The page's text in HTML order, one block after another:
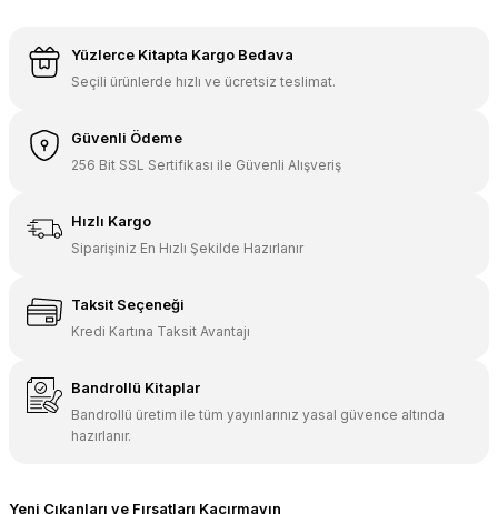
Yüzlerce Kitapta Kargo Bedava
Seçili ürünlerde hızlı ve ücretsiz teslimat.
Güvenli Ödeme
256 Bit SSL Sertifikası ile Güvenli Alışveriş
Hızlı Kargo
Siparişiniz En Hızlı Şekilde Hazırlanır
Taksit Seçeneği
Kredi Kartına Taksit Avantajı
Bandrollü Kitaplar
Bandrollü üretim ile tüm yayınlarınız yasal güvence altında
hazırlanır.
Yeni Çıkanları ve Fırsatları Kaçırmayın